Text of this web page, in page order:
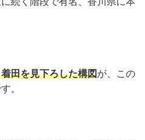
田を見下ろした構図が、この
。